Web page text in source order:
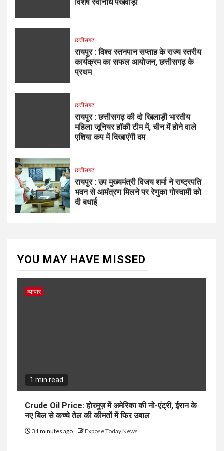
विशेष स्वनिधि पखवाड़ा
छत्तीसगढ
रायपुर : विश्व स्तनपान सप्ताह के राज्य स्तरीय
कार्यक्रम का सफल आयोजन, छत्तीसगढ़ के
प्रथम
छत्तीसगढ
रायपुर : छत्तीसगढ़ की दो खिलाड़ी भारतीय
महिला जूनियर हॉकी टीम में, चीन में होने वाले
एशिया कप में दिखाएंगी दम
छत्तीसगढ
रायपुर : उप मुख्यमंत्री विजय शर्मा ने राष्ट्रपति
भवन से आमंत्रण मिलने पर रेणुका गोस्वामी को
दी बधाई
YOU MAY HAVE MISSED
व्यापार
1 min read
Crude Oil Price: होरमुज़ में अमेरिका की नो-एंट्री, ईरान के
नए बिल से कच्चे तेल की कीमतों में फिर उबाल
31 minutes ago Expose Today News